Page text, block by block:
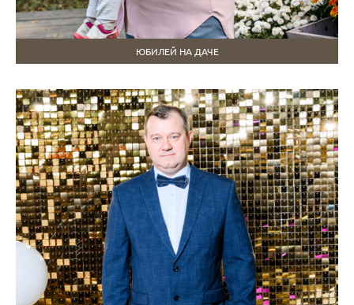
ЮБИЛЕЙ НА ДАЧЕ